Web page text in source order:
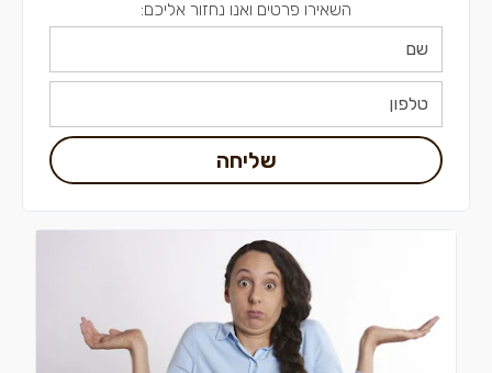
השאירו פרטים ואנו נחזור אליכם:
שליחה